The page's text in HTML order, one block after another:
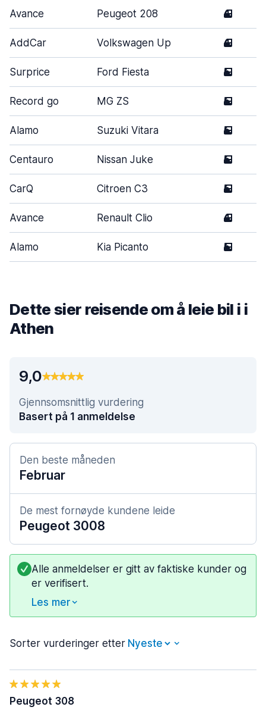
Avance Peugeot 208 4
AddCar Volkswagen Up 4
Surprice Ford Fiesta 5
Record go MG ZS 5
Alamo Suzuki Vitara 5
Centauro Nissan Juke 5
CarQ Citroen C3 5
Avance Renault Clio 4
Alamo Kia Picanto 5
Dette sier reisende om å leie bil i i
Athen
9,0
Gjennsomsnittlig vurdering
Basert på 1 anmeldelse
Den beste måneden
Februar
De mest fornøyde kundene leide
Peugeot 3008
Alle anmeldelser er gitt av faktiske kunder og
er verifisert.
Les mer
Sorter vurderinger etter
Peugeot 308